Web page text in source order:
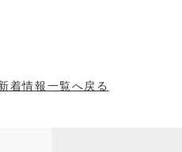
着情報一覧へ戻る